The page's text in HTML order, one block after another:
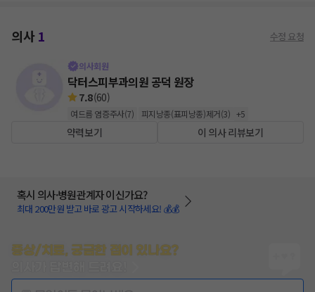
의사1 수정 요청
의사회원
닥터스피부과의원 공덕 원장
7.8(60)
여드름 염증주사(7) 피지낭종(표피낭종)제거(3) +5
약력보기 이 의사 리뷰보기
혹시 의사·병원관계자 이신가요?
최대 200만원 받고 바로 광고 시작하세요! 💰💰
증상/치료, 궁금한 점이 있나요?